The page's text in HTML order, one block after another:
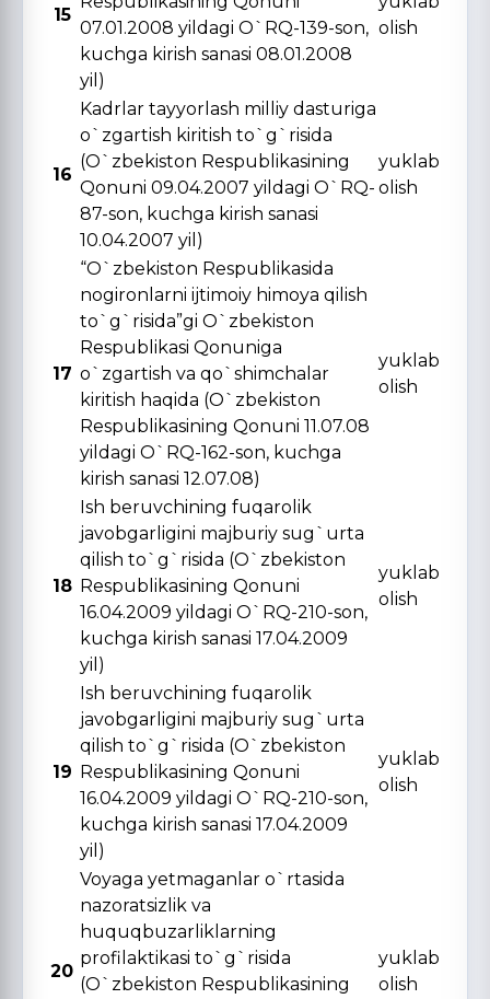
15
07.01.2008 yildagi O`RQ-139-son,
kuchga kirish sanasi 08.01.2008
yil)
olish
16
Kadrlar tayyorlash milliy dasturiga
o`zgartish kiritish to`g`risida
(O`zbekiston Respublikasining
Qonuni 09.04.2007 yildagi O`RQ-
87-son, kuchga kirish sanasi
10.04.2007 yil)
yuklab
olish
17
“O`zbekiston Respublikasida
nogironlarni ijtimoiy himoya qilish
to`g`risida”gi O`zbekiston
Respublikasi Qonuniga
o`zgartish va qo`shimchalar
kiritish haqida (O`zbekiston
Respublikasining Qonuni 11.07.08
yildagi O`RQ-162-son, kuchga
kirish sanasi 12.07.08)
yuklab
olish
18
Ish beruvchining fuqarolik
javobgarligini majburiy sug`urta
qilish to`g`risida (O`zbekiston
Respublikasining Qonuni
16.04.2009 yildagi O`RQ-210-son,
kuchga kirish sanasi 17.04.2009
yil)
yuklab
olish
19
Ish beruvchining fuqarolik
javobgarligini majburiy sug`urta
qilish to`g`risida (O`zbekiston
Respublikasining Qonuni
16.04.2009 yildagi O`RQ-210-son,
kuchga kirish sanasi 17.04.2009
yil)
yuklab
olish
20
Voyaga yetmaganlar o`rtasida
nazoratsizlik va
huquqbuzarliklarning
profilaktikasi to`g`risida
(O`zbekiston Respublikasining
yuklab
olish